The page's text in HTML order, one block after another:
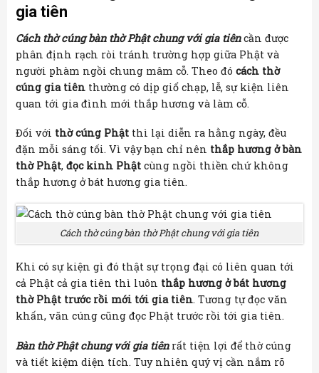
gia tiên
Cách thờ cúng bàn thờ Phật chung với gia tiêncần được
phân định rạch ròi tránh trường hợp giữa Phật và
người phàm ngồi chung mâm cỗ. Theo đó cách thờ
cúng gia tiên thường có dịp giổ chạp, lễ, sự kiện liên
quan tới gia đình mới thắp hương và làm cỗ.
Đối với thờ cúng Phật thì lại diễn ra hằng ngày, đều
đặn mỗi sáng tối. Vì vậy bạn chỉ nên thắp hương ở bàn
thờ Phật, đọc kinh Phật cùng ngồi thiền chứ không
thắp hương ở bát hương gia tiên.
Cách thờ cúng bàn thờ Phật chung với gia tiên
Khi có sự kiện gì đó thật sự trọng đại có liên quan tới
cả Phật cả gia tiên thì luôn thắp hương ở bát hương
thờ Phật trước rồi mới tới gia tiên. Tương tự đọc văn
khấn, văn cúng cũng đọc Phật trước rồi tới gia tiên.
Bàn thờ Phật chung với gia tiênrất tiện lợi để thờ cúng
và tiết kiệm diện tích. Tuy nhiên quý vị cần nắm rõ